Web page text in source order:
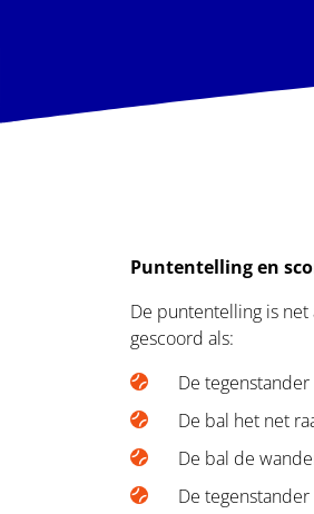
Puntentelling en
De puntentelling is
gescoord als:
De
De bal het net
De bal de
De